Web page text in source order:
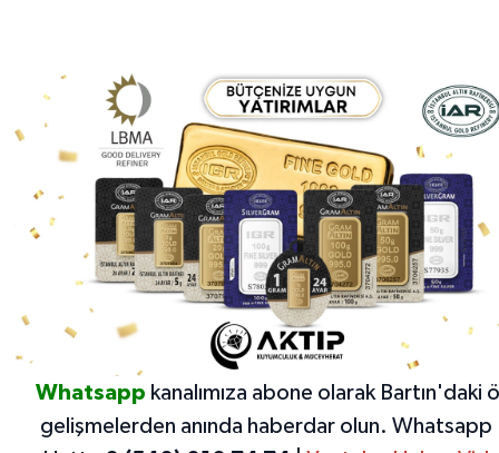
Whatsapp kanalımıza abone olarak Bartın'daki
gelişmelerden anında haberdar olun. Whatsapp